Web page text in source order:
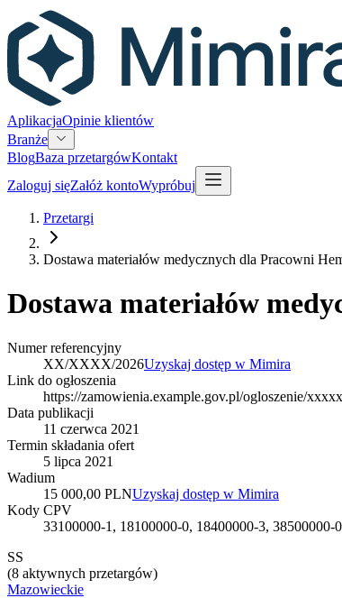
AplikacjaOpinie klientów
Branże
BlogBaza przetargówKontakt
Zaloguj sięZałóż kontoWypróbuj
Przetargi
Dostawa materiałów medycznych dla Pracowni
Dostawa materiałów
Numer referencyjny
XX/XXXX/2026Uzyskaj dostęp w Mimira
Link do ogłoszenia
https://zamowienia.example.gov.pl/ogloszenie/
Data publikacji
11 czerwca 2021
Termin składania ofert
5 lipca 2021
Wadium
15 000,00 PLNUzyskaj dostęp w Mimira
Kody CPV
33100000-1, 18100000-0, 18400000-3, 38500000-
SS
(8 aktywnych przetargów)
Mazowieckie